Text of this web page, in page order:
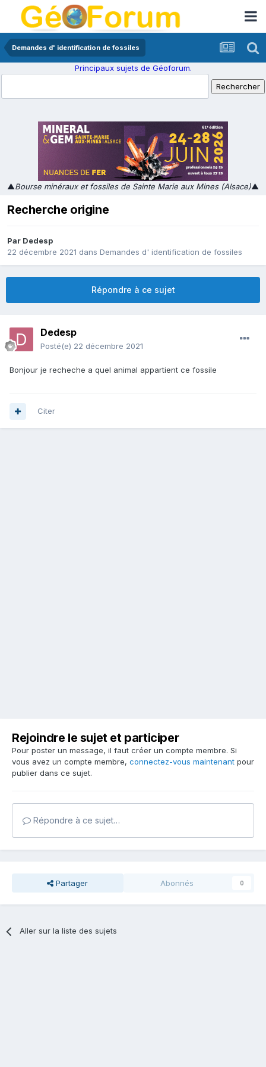
Demandes d' identification de fossiles
Principaux sujets de Géoforum.
▲Bourse minéraux et fossiles de Sainte Marie aux Mines (Alsace)▲
Recherche origine
Par Dedesp
22 décembre 2021 dans Demandes d' identification de fossiles
Répondre à ce sujet
Dedesp
Posté(e) 22 décembre 2021
Bonjour je recheche a quel animal appartient ce fossile
Citer
Rejoindre le sujet et participer
Pour poster un message, il faut créer un compte membre. Si
vous avez un compte membre, connectez-vous maintenant pour
publier dans ce sujet.
Répondre à ce sujet…
Partager Abonnés 0
Aller sur la liste des sujets